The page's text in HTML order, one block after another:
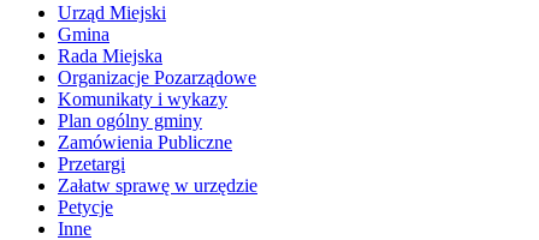
Urząd Miejski
Gmina
Rada Miejska
Organizacje Pozarządowe
Komunikaty i wykazy
Plan ogólny gminy
Zamówienia Publiczne
Przetargi
Załatw sprawę w urzędzie
Petycje
Inne